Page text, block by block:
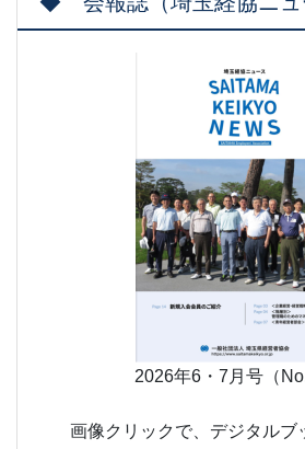
2026年6・7月号（
画像クリックで、デジタルブ